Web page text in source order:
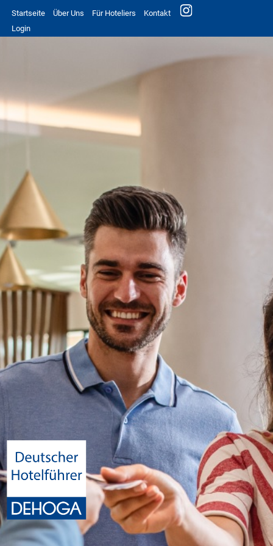
Startseite Über Uns Für Hoteliers
Kontakt
Login